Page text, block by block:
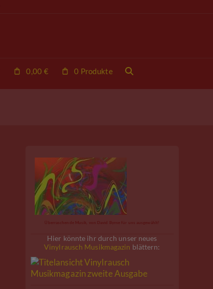
0,00 € 0 Produkte
Überraschende Musik, von David Byrne für uns ausgewählt!
Hier könnte ihr durch unser neues
Vinylrausch Musikmagazin blättern: